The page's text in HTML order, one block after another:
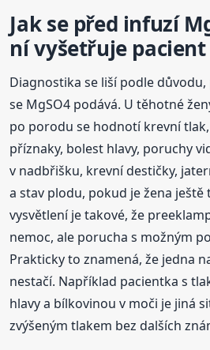
Jak se před infuzí
ní vyšetřuje pacient
Diagnostika se liší podle důvodu,
se MgSO4 podává. U těhotné
po porodu se hodnotí krevní
příznaky, bolest hlavy, poruchy
v nadbřišku, krevní destičky,
a stav plodu, pokud je žena ještě
vysvětlení je takové, že
nemoc, ale porucha s možným
Prakticky to znamená, že jedna
nestačí. Například pacientka s
hlavy a bílkovinou v moči je jiná
zvýšeným tlakem bez dalších